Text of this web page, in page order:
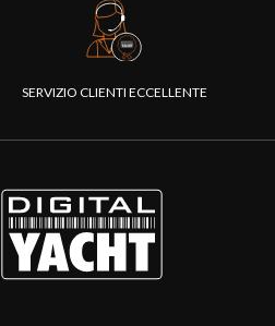
SERVIZIO CLIENTI ECCELLENTE